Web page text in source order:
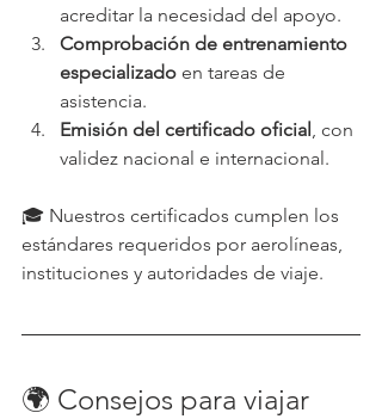
acreditar la necesidad del apoyo.
Comprobación de entrenamiento
especializado en tareas de
asistencia.
Emisión del certificado oficial , con
validez nacional e internacional.
🎓 Nuestros certificados cumplen los
estándares requeridos por aerolíneas,
instituciones y autoridades de viaje.
🌍 Consejos para viajar